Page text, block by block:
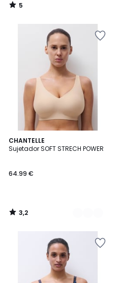
5
/
CHANTELLE
Sujetador SOFT STRECH POWER
64.99 €
3,2
/ 5
2
Colores
3,2
/